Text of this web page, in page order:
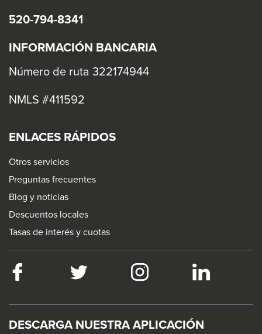
520-794-8341
INFORMACIÓN BANCARIA
Número de ruta 322174944
NMLS #411592
ENLACES RÁPIDOS
Otros servicios
Preguntas frecuentes
Blog y noticias
Descuentos locales
Tasas de interés y cuotas
Facebook
will
trigger
Twitter
This
will
trigger
Instagram
This
will
trigger
LinkedIn
This
link
will
DESCARGA NUESTRA APLICACIÓN